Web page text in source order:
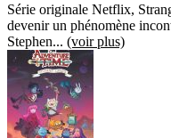
Série originale Netflix,
devenir un phénomène
Stephen... (voir plus)